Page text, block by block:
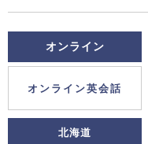
オンライン
オンライン英会話
北海道